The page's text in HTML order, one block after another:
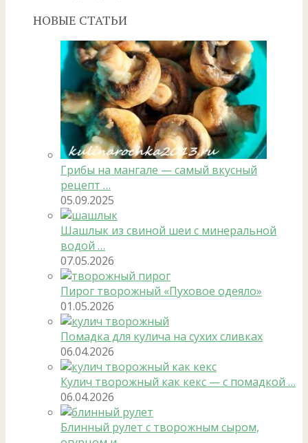
НОВЫЕ СТАТЬИ
Грибы на мангале — самый вкусный
рецепт …
05.09.2025
Шашлык из свиной шеи с минеральной
водой …
07.05.2026
Пирог творожный «Пуховое одеяло»
01.05.2026
Помадка для кулича на сухих сливках
06.04.2026
Кулич творожный как кекс — с помадкой …
06.04.2026
Блинный рулет с творожным сыром,